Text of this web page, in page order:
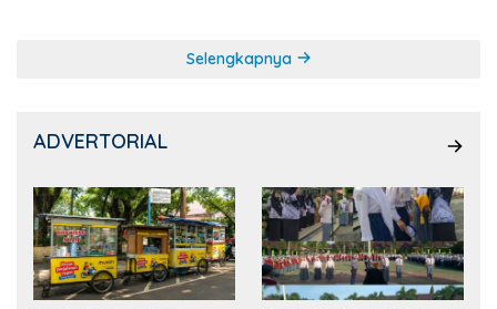
Selengkapnya
ADVERTORIAL